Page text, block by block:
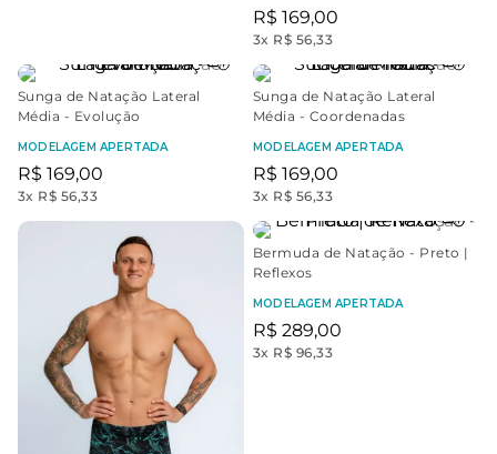
R$ 169,00
3x R$ 56,33
Sunga de Natação Lateral
Média - Evolução
MODELAGEM APERTADA
R$ 169,00
3x R$ 56,33
Sunga de Natação Lateral
Média - Coordenadas
MODELAGEM APERTADA
R$ 169,00
3x R$ 56,33
Bermuda de Natação - Preto |
Reflexos
MODELAGEM APERTADA
R$ 289,00
3x R$ 96,33